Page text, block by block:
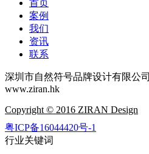
首页
案例
我们
资讯
联系
深圳市自然符号品牌设计有限公司
www.ziran.hk
Copyright © 2016 ZIRAN Design
粤ICP备16044420号-1
行业关键词